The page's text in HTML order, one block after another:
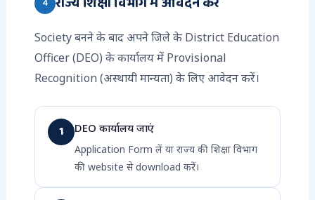
4
Society बनने के बाद अपने जिले के District Education
Officer (DEO) के कार्यालय में Provisional
Recognition (अस्थायी मान्यता) के लिए आवेदन करें।
1 DEO कार्यालय जाएं
Application Form लें या राज्य की शिक्षा विभाग
की website से download करें।